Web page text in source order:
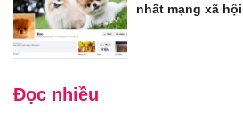
nhất mạng xã hội
Đọc nhiều